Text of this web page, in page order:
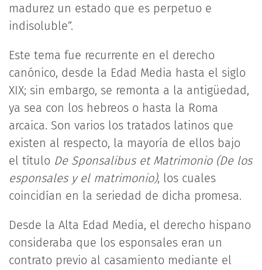
madurez un estado que es perpetuo e
indisoluble”.
Este tema fue recurrente en el derecho
canónico, desde la Edad Media hasta el siglo
XIX; sin embargo, se remonta a la antigüedad,
ya sea con los hebreos o hasta la Roma
arcaica. Son varios los tratados latinos que
existen al respecto, la mayoría de ellos bajo
el título De Sponsalibus et Matrimonio (De los
esponsales y el matrimonio), los cuales
coincidían en la seriedad de dicha promesa.
Desde la Alta Edad Media, el derecho hispano
consideraba que los esponsales eran un
contrato previo al casamiento mediante el